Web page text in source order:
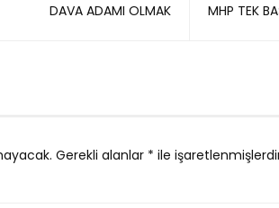
DAVA ADAMI OLMAK
MHP TEK
Gerekli alanlar * ile